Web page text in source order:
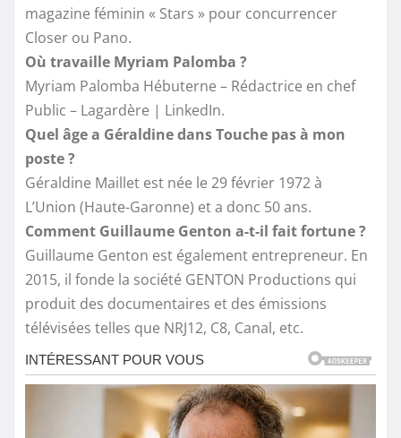
magazine féminin « Stars » pour concurrencer
Closer ou Pano.
Où travaille Myriam Palomba ?
Myriam Palomba Hébuterne – Rédactrice en chef
Public – Lagardère | LinkedIn.
Quel âge a Géraldine dans Touche pas à mon
poste ?
Géraldine Maillet est née le 29 février 1972 à
L’Union (Haute-Garonne) et a donc 50 ans.
Comment Guillaume Genton a-t-il fait fortune ?
Guillaume Genton est également entrepreneur. En
2015, il fonde la société GENTON Productions qui
produit des documentaires et des émissions
télévisées telles que NRJ12, C8, Canal, etc.